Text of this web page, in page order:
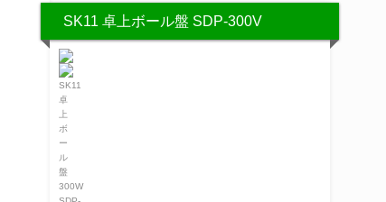
SK11 卓上ボール盤 SDP-300V